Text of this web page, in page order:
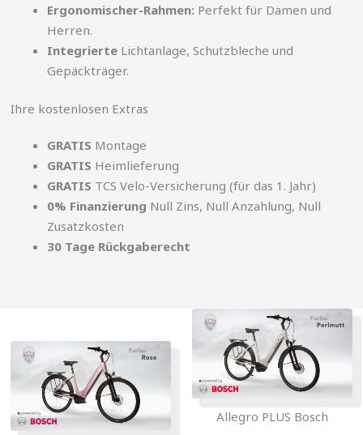
Ergonomischer-Rahmen: Perfekt für Damen und
Herren.
Integrierte Lichtanlage, Schutzbleche und
Gepäckträger.
Ihre kostenlosen Extras
GRATIS Montage
GRATIS Heimlieferung
GRATIS TCS Velo-Versicherung (für das 1. Jahr)
0% Finanzierung Null Zins, Null Anzahlung, Null
Zusatzkosten
30 Tage Rückgaberecht
Allegro PLUS Bosch